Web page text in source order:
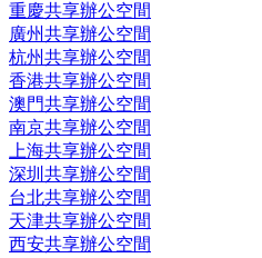
重慶共享辦公空間
廣州共享辦公空間
杭州共享辦公空間
香港共享辦公空間
澳門共享辦公空間
南京共享辦公空間
上海共享辦公空間
深圳共享辦公空間
台北共享辦公空間
天津共享辦公空間
西安共享辦公空間